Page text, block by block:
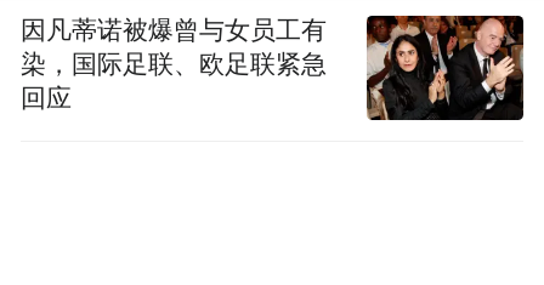
因凡蒂诺被爆曾与女员工有
染，国际足联、欧足联紧急
回应